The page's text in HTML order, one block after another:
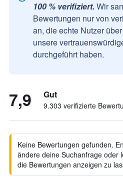
100 % verifiziert. Wir
Bewertungen nur von
an, die echte Nutzer
unsere
durchgeführt haben.
7,9 Gut
9.303 verifizierte
Keine Bewertungen gefunden.
ändere deine Suchanfrage oder
die Bewertungen anzeigen zu